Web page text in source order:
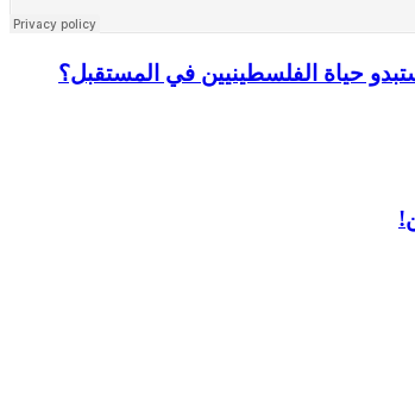
حياة الفلسطينيين في المستقبل؟